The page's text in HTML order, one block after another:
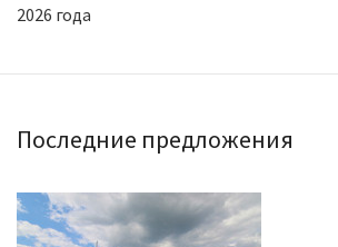
2026 года
Последние предложения